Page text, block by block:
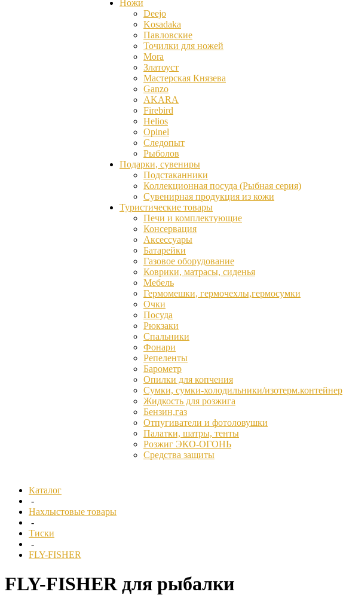
Ножи
Deejo
Kosadaka
Павловские
Точилки для ножей
Mora
Златоуст
Мастерская Князева
Ganzо
AKARA
Firebird
Helios
Opinel
Следопыт
Рыболов
Подарки, сувениры
Подстаканники
Коллекционная посуда (Рыбная серия)
Сувенирная продукция из кожи
Туристические товары
Печи и комплектующие
Консервация
Аксессуары
Батарейки
Газовое оборудование
Коврики, матрасы, сиденья
Мебель
Гермомешки, гермочехлы,гермосумки
Очки
Посуда
Рюкзаки
Спальники
Фонари
Репеленты
Барометр
Опилки для копчения
Сумки, сумки-холодильники/изотерм.контейнер
Жидкость для розжига
Бензин,газ
Отпугиватели и фотоловушки
Палатки, шатры, тенты
Розжиг ЭКО-ОГОНЬ
Средства защиты
Каталог
-
Нахлыстовые товары
-
Тиски
-
FLY-FISHER
FLY-FISHER для рыбалки